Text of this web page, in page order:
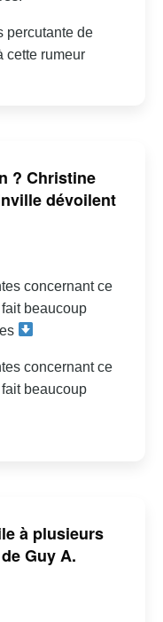
percutante de
cette rumeur
? Christine
dévoilent
concernant ce
beaucoup
concernant ce
beaucoup
à plusieurs
Guy A.